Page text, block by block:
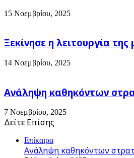
15 Νοεμβρίου, 2025
Ξεκίνησε η λειτουργία
14 Νοεμβρίου, 2025
Ανάληψη καθηκόντων
7 Νοεμβρίου, 2025
Δείτε Επίσης
Επίκαιρα
Ανάληψη καθηκόντων